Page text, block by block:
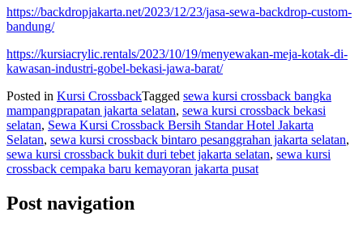
https://backdropjakarta.net/2023/12/23/jasa-sewa-backdrop-custom-
bandung/
https://kursiacrylic.rentals/2023/10/19/menyewakan-meja-kotak-di-
kawasan-industri-gobel-bekasi-jawa-barat/
Posted in Kursi CrossbackTagged sewa kursi crossback bangka
mampangprapatan jakarta selatan, sewa kursi crossback bekasi
selatan, Sewa Kursi Crossback Bersih Standar Hotel Jakarta
Selatan, sewa kursi crossback bintaro pesanggrahan jakarta selatan,
sewa kursi crossback bukit duri tebet jakarta selatan, sewa kursi
crossback cempaka baru kemayoran jakarta pusat
Post navigation